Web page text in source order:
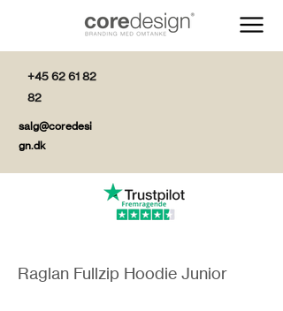
+45 62 61 82
82
salg@coredesi
gn.dk
Raglan Fullzip Hoodie Junior